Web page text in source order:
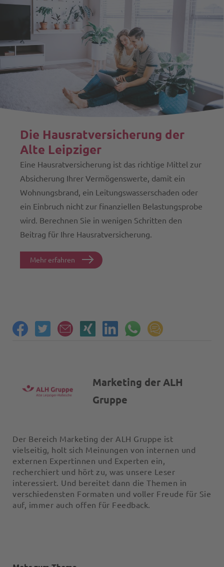
Die Hausrat­versicherung der
Alte Leipziger
Eine Hausratversicherung ist das richtige Mittel zur
Absicherung Ihrer Vermögenswerte, damit ein
Wohnungsbrand, ein Leitungswasserschaden oder
ein Einbruch nicht zur finanziellen Belastungsprobe
wird. Berechnen Sie in wenigen Schritten den
Beitrag für Ihre Hausratversicherung.
Mehr erfahren
Marketing der ALH
Gruppe
Der Bereich Marketing der ALH Gruppe ist
vielseitig, holt sich Meinungen von internen und
externen Expertinnen und Experten ein,
recherchiert und hört zu, was unsere Leser
interessiert. Und bereitet dann die Themen in
verschiedensten Formaten und voller Freude für Sie
auf, immer auch offen für Feedback.